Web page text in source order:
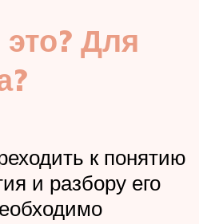
Для
к понятию
и разбору его